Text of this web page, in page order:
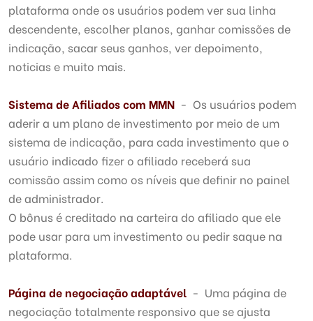
plataforma onde os usuários podem ver sua linha
descendente, escolher planos, ganhar comissões de
indicação, sacar seus ganhos, ver depoimento,
noticias e muito mais.
Sistema de Afiliados com MMN - Os usuários podem
aderir a um plano de investimento por meio de um
sistema de indicação, para cada investimento que o
usuário indicado fizer o afiliado receberá sua
comissão assim como os níveis que definir no painel
de administrador.
O bônus é creditado na carteira do afiliado que ele
pode usar para um investimento ou pedir saque na
plataforma.
Página de negociação adaptável - Uma página de
negociação totalmente responsivo que se ajusta